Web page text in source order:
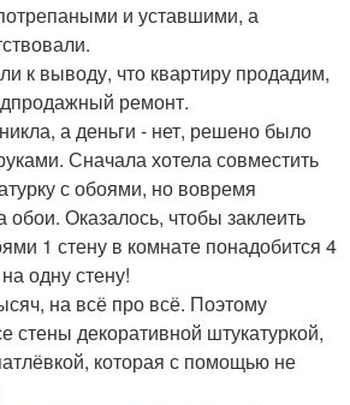
и уставшими, а
к выводу, что квартиру продадим,
ремонт.
а деньги - нет, решено было
Сначала хотела совместить
с обоями, но вовремя
Оказалось, чтобы заклеить
1 стену в комнате понадобится 4
одну стену!
на всё про всё. Поэтому
стены декоративной штукатуркой,
которая с помощью не